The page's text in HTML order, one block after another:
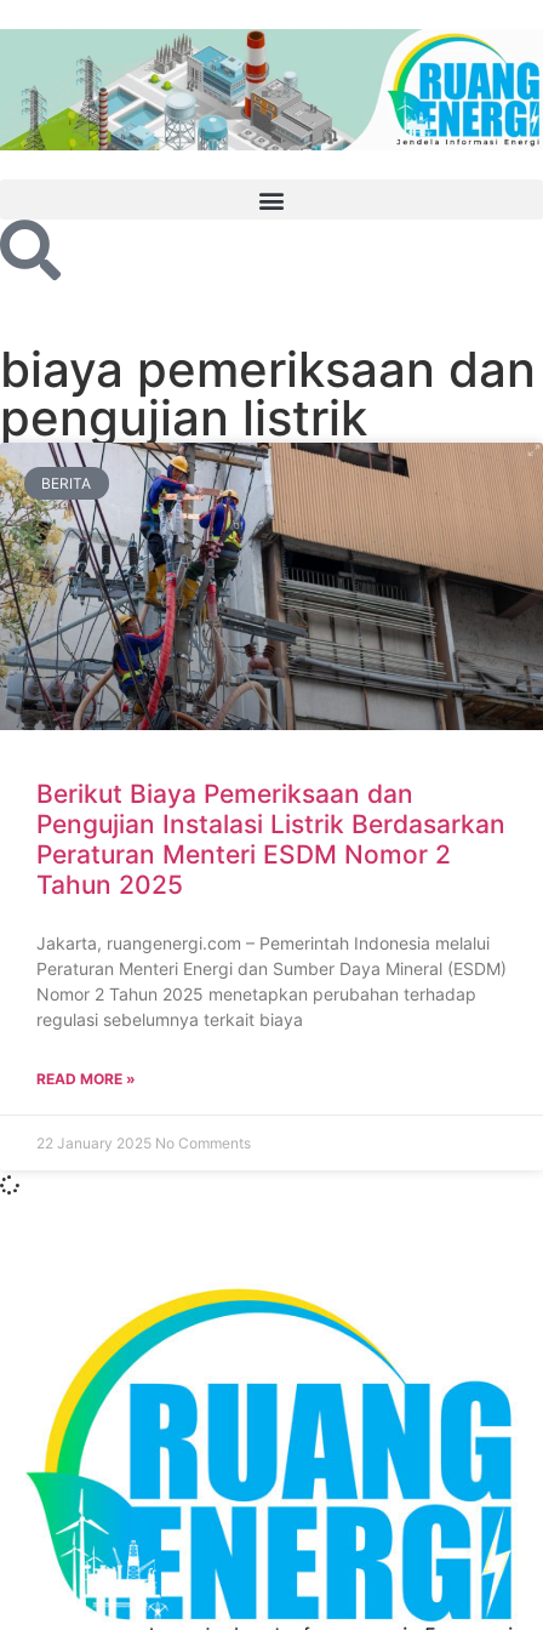
biaya pemeriksaan dan
pengujian listrik
BERITA
Berikut Biaya Pemeriksaan dan
Pengujian Instalasi Listrik Berdasarkan
Peraturan Menteri ESDM Nomor 2
Tahun 2025
Jakarta, ruangenergi.com – Pemerintah Indonesia melalui
Peraturan Menteri Energi dan Sumber Daya Mineral (ESDM)
Nomor 2 Tahun 2025 menetapkan perubahan terhadap
regulasi sebelumnya terkait biaya
READ MORE »
22 January 2025 No Comments